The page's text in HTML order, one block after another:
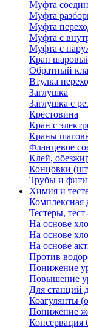
Муфта
Муфта
Муфта
Муфта с
Муфта с
Кран
Обратный
Втулка
Заглушка
Заглушка с
Крестовина
Кран с
Краны
Фланцевое
Клей,
Концовки
Трубы и
Химия и
Комплексная
Тестеры,
На основе
На основе
На основе
Против
Понижение
Повышение
Для станций
Коагулянты
Понижение
Консервация